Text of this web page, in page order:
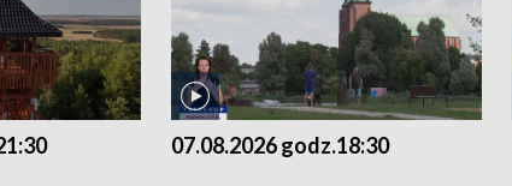
07.08.2026 godz.18:30